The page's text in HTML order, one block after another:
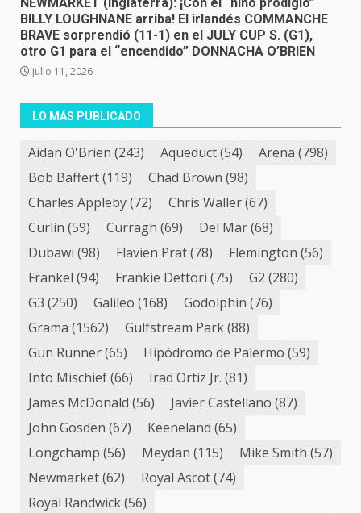
BILLY LOUGHNANE arriba! El irlandés COMMANCHE
BRAVE sorprendió (11-1) en el JULY CUP S. (G1),
otro G1 para el “encendido” DONNACHA O’BRIEN
julio 11, 2026
LO MÁS PUBLICADO
Aidan O'Brien (243) Aqueduct(54) Arena (798)
Bob Baffert(119) Chad Brown (98)
Charles Appleby(72) Chris Waller(67)
Curlin (59) Curragh (69) Del Mar(68)
Dubawi (98) Flavien Prat(78) Flemington (56)
Frankel (94) Frankie Dettori (75) G2 (280)
G3 (250) Galileo (168) Godolphin (76)
Grama (1562) Gulfstream Park(88)
Gun Runner(65) Hipódromo de Palermo (59)
Into Mischief(66) Irad Ortiz Jr. (81)
James McDonald (56) Javier Castellano (87)
John Gosden (67) Keeneland (65)
Longchamp (56) Meydan (115) Mike Smith (57)
Newmarket(62) Royal Ascot(74)
Royal Randwick(56)